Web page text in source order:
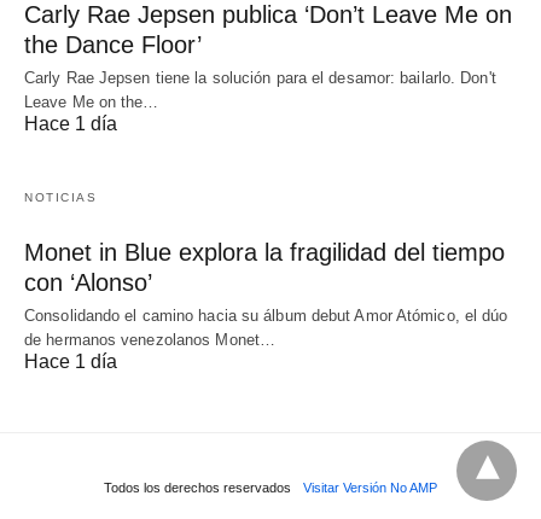
Carly Rae Jepsen publica ‘Don’t Leave Me on
the Dance Floor’
Carly Rae Jepsen tiene la solución para el desamor: bailarlo. Don't
Leave Me on the…
Hace 1 día
NOTICIAS
Monet in Blue explora la fragilidad del tiempo
con ‘Alonso’
Consolidando el camino hacia su álbum debut Amor Atómico, el dúo
de hermanos venezolanos Monet…
Hace 1 día
Todos los derechos reservados Visitar Versión No AMP